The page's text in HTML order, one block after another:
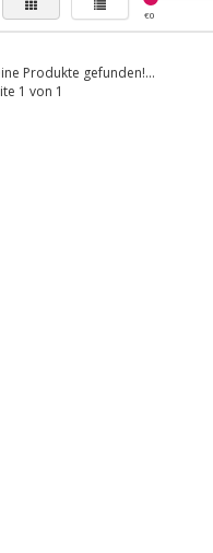
€0
Produkte gefunden!...
1 von 1